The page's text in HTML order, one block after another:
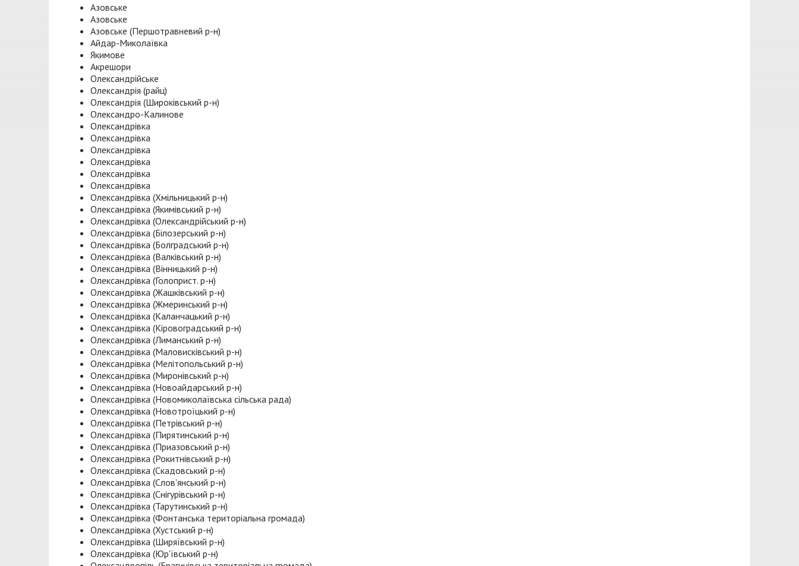
Азовське
Азовське
Азовське (Першотравневий р-н)
Айдар-Миколаївка
Якимове
Акрешори
Олександрійське
Олександрія (райц)
Олександрія (Широківський р-н)
Олександро-Калинове
Олександрівка
Олександрівка
Олександрівка
Олександрівка
Олександрівка
Олександрівка
Олександрівка (Хмільницький р-н)
Олександрівка (Якимівський р-н)
Олександрівка (Олександрійський р-н)
Олександрівка (Білозерський р-н)
Олександрівка (Болградський р-н)
Олександрівка (Валківський р-н)
Олександрівка (Вінницький р-н)
Олександрівка (Голоприст. р-н)
Олександрівка (Жашківський р-н)
Олександрівка (Жмеринський р-н)
Олександрівка (Каланчацький р-н)
Олександрівка (Кіровоградський р-н)
Олександрівка (Лиманський р-н)
Олександрівка (Маловисківський р-н)
Олександрівка (Мелітопольський р-н)
Олександрівка (Миронівський р-н)
Олександрівка (Новоайдарський р-н)
Олександрівка (Новомиколаївська сільська рада)
Олександрівка (Новотроїцький р-н)
Олександрівка (Петрівський р-н)
Олександрівка (Пирятинський р-н)
Олександрівка (Приазовський р-н)
Олександрівка (Рокитнівський р-н)
Олександрівка (Скадовський р-н)
Олександрівка (Слов'янський р-н)
Олександрівка (Снігурівський р-н)
Олександрівка (Тарутинський р-н)
Олександрівка (Фонтанська територіальна громада)
Олександрівка (Хустський р-н)
Олександрівка (Ширяївський р-н)
Олександрівка (Юр'ївський р-н)